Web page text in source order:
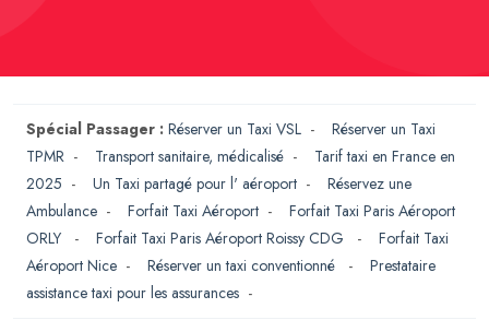
Spécial Passager : Réserver un Taxi VSL - Réserver un Taxi
TPMR - Transport sanitaire, médicalisé - Tarif taxi en France en
2025 - Un Taxi partagé pour l' aéroport - Réservez une
Ambulance - Forfait Taxi Aéroport - Forfait Taxi Paris Aéroport
ORLY
- Forfait Taxi Paris Aéroport Roissy CDG - Forfait Taxi
Aéroport Nice - Réserver un taxi conventionné - Prestataire
assistance taxi pour les assurances -